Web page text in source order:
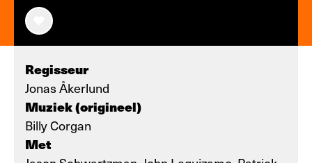
Regisseur
Jonas Åkerlund
Muziek (origineel)
Billy Corgan
Met